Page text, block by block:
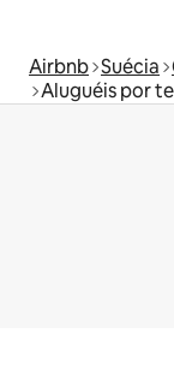
Airbnb Suécia
Aluguéis por